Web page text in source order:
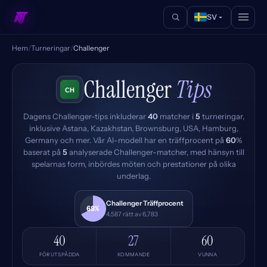
SV
Hem/Turneringar/Challenger
ChallengerTips
Dagens Challenger-tips inkluderar40matcher i 5 turneringar,
inklusive Astana, Kazakhstan, Brownsburg, USA, Hamburg,
Germany och mer. Vår AI-modell har en träffprocent på 60%
baserat på 5 analyserade Challenger-matcher, med hänsyn till
spelarnas form, inbördes möten och prestationer på olika
underlag.
68%
Challenger Träffprocent
4,587 rätt av 6,783
40
FÖRUTSPÅDDA
27
KOMMANDE
60
VUNNA